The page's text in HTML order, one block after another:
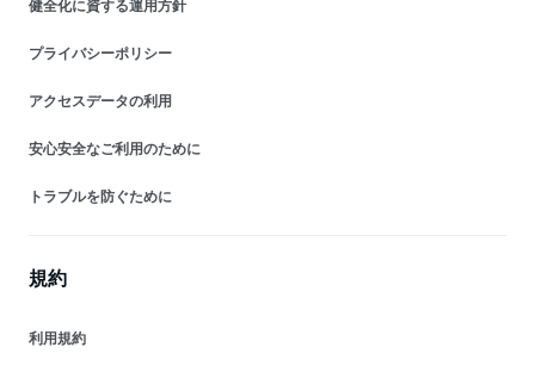
健全化に資する運用方針
プライバシーポリシー
アクセスデータの利用
安心安全なご利用のために
トラブルを防ぐために
規約
利用規約